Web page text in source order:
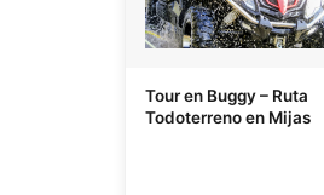
Tour en Buggy – Ruta
Todoterreno en Mijas